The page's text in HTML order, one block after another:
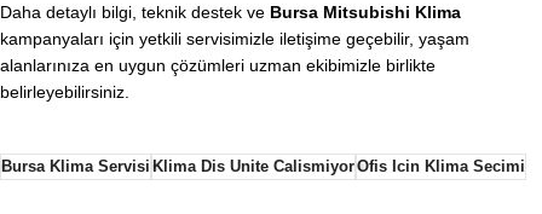
Daha detaylı bilgi, teknik destek ve Bursa Mitsubishi Klima
kampanyaları için yetkili servisimizle iletişime geçebilir, yaşam
alanlarınıza en uygun çözümleri uzman ekibimizle birlikte
belirleyebilirsiniz.
Bursa Klima Servisi Klima Dis Unite CalismiyorOfis Icin Klima Secimi